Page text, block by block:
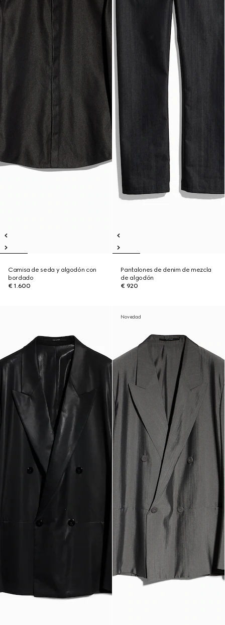
Camisa de seda y algodón con
bordado
€ 1.600
Pantalones de denim de mezcla
de algodón
€ 920
Novedad